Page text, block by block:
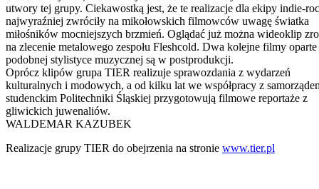
utwory tej grupy. Ciekawostką jest, że te realizacje dla ekipy indie-
najwyraźniej zwróciły na mikołowskich filmowców uwagę światka
miłośników mocniejszych brzmień. Oglądać już można wideoklip
na zlecenie metalowego zespołu Fleshcold. Dwa kolejne filmy oparte
podobnej stylistyce muzycznej są w postprodukcji.
Oprócz klipów grupa TIER realizuje sprawozdania z wydarzeń
kulturalnych i modowych, a od kilku lat we współpracy z
studenckim Politechniki Śląskiej przygotowują filmowe reportaże z
gliwickich juwenaliów.
WALDEMAR KAZUBEK
Realizacje grupy TIER do obejrzenia na stronie www.tier.pl